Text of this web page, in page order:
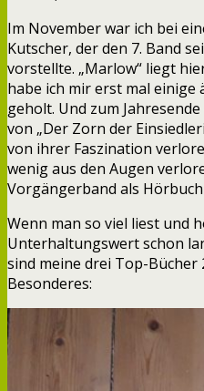
Im November war ich bei
Kutscher, der den 7. Band
vorstellte. „Marlow“ liegt
habe ich mir erst mal
geholt. Und zum
von „Der Zorn der
von ihrer Faszination
wenig aus den Augen
Vorgängerband als
Wenn man so viel liest und
Unterhaltungswert schon
sind meine drei Top-Bücher
Besonderes: